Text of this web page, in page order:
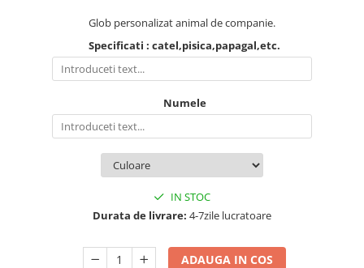
Glob personalizat animal de companie.
Specificati : catel,pisica,papagal,etc.
Numele
IN STOC
Durata de livrare: 4-7zile lucratoare
ADAUGA IN COS